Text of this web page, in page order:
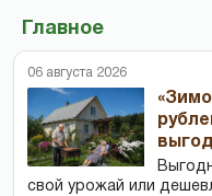
Главное
06 августа 2026
свой урожай или